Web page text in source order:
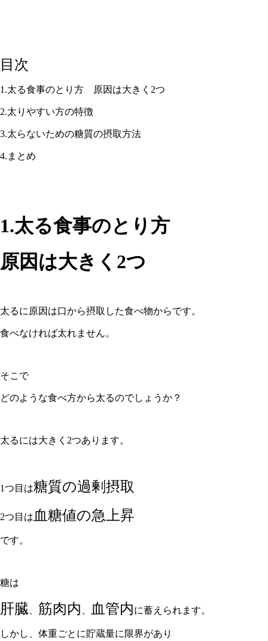
目次
1.太る食事のとり方 原因は大きく2つ
2.太りやすい方の特徴
3.太らないための糖質の摂取方法
4.まとめ
1.太る食事のとり方
原因は大きく2つ
太るに原因は口から摂取した食べ物からです。
食べなければ太れません。
そこで
どのような食べ方から太るのでしょうか？
太るには大きく2つあります。
1つ目は糖質の過剰摂取
2つ目は 血糖値の急上昇
です。
糖は
肝臓 筋肉内 血管内に蓄えられます。
しかし、体重ごとに貯蔵量に限界があり